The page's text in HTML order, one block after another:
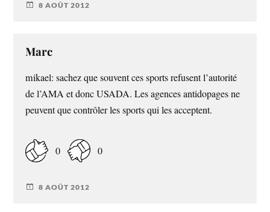
8 AOÛT 2012
Marc
mikael: sachez que souvent ces sports refusent l’autorité
de l’AMA et donc USADA. Les agences antidopages ne
peuvent que contrôler les sports qui les acceptent.
0 0
8 AOÛT 2012